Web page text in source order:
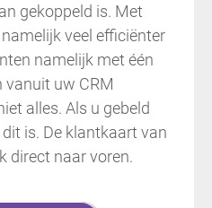
gekoppeld is. Met
veel efficiënter
namelijk met één
vanuit uw CRM
alles. Als u gebeld
is. De klantkaart van
direct naar voren.